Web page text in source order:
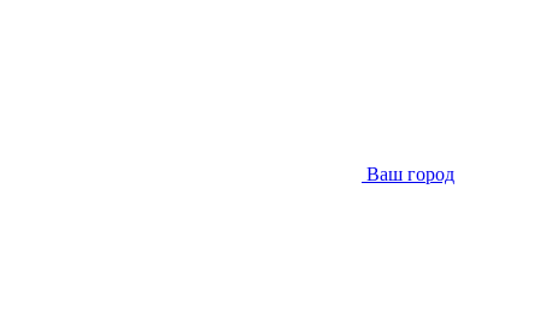
Ваш город